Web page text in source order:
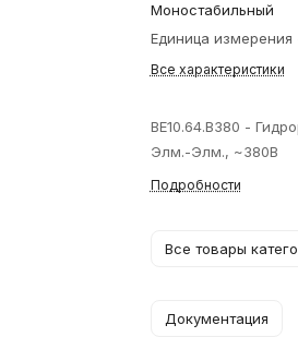
Моностабильный
Единица измерения
Все характеристики
ВЕ10.64.В380 -
Элм.-Элм., ~380В
Подробности
Все товары
Документация